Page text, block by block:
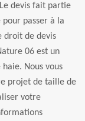
devis fait partie
passer à la
droit de devis
06 est un
Nous vous
projet de taille de
votre